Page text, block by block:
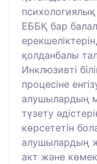
ЕББҚ бар
қолданбалы
Инклюзивті
процесіне
алушылардың
түзету
көрсететін
алушылардың
акт және